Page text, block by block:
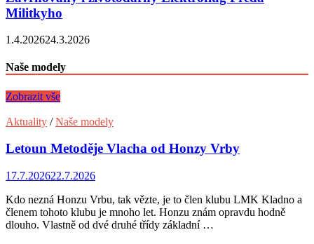
Militkyho
1.4.202624.3.2026
Naše modely
Zobrazit vše
Aktuality /Naše modely
Letoun Metoděje Vlacha od Honzy Vrby
17.7.202622.7.2026
Kdo nezná Honzu Vrbu, tak vězte, je to člen klubu LMK Kladno a
členem tohoto klubu je mnoho let. Honzu znám opravdu hodně
dlouho. Vlastně od dvé druhé třídy základní …